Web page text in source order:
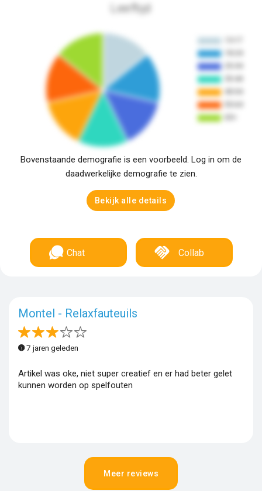
Leeftijd
Bovenstaande demografie is een voorbeeld. Log in om de
daadwerkelijke demografie te zien.
Bekijk alle details
Chat Collab
Montel - Relaxfauteuils
7 jaren geleden
Artikel was oke, niet super creatief en er had beter gelet
kunnen worden op spelfouten
Meer reviews